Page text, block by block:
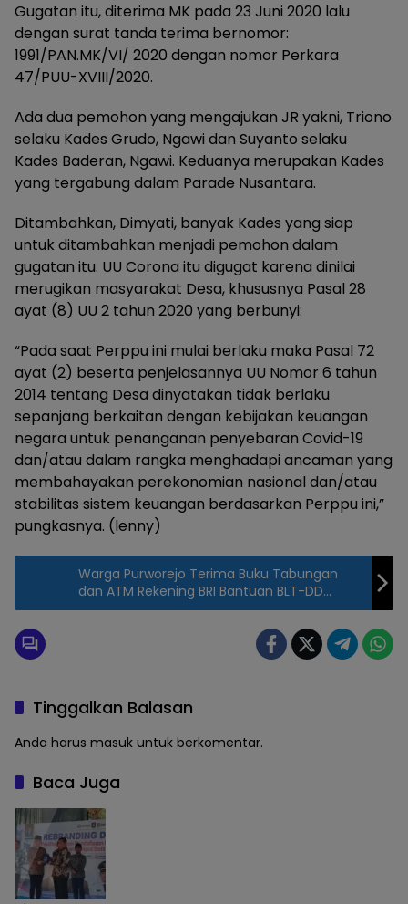
Gugatan itu, diterima MK pada 23 Juni 2020 lalu
dengan surat tanda terima bernomor:
1991/PAN.MK/VI/ 2020 dengan nomor Perkara
47/PUU-XVIII/2020.
Ada dua pemohon yang mengajukan JR yakni, Triono
selaku Kades Grudo, Ngawi dan Suyanto selaku
Kades Baderan, Ngawi. Keduanya merupakan Kades
yang tergabung dalam Parade Nusantara.
Ditambahkan, Dimyati, banyak Kades yang siap
untuk ditambahkan menjadi pemohon dalam
gugatan itu. UU Corona itu digugat karena dinilai
merugikan masyarakat Desa, khususnya Pasal 28
ayat (8) UU 2 tahun 2020 yang berbunyi:
“Pada saat Perppu ini mulai berlaku maka Pasal 72
ayat (2) beserta penjelasannya UU Nomor 6 tahun
2014 tentang Desa dinyatakan tidak berlaku
sepanjang berkaitan dengan kebijakan keuangan
negara untuk penanganan penyebaran Covid-19
dan/atau dalam rangka menghadapi ancaman yang
membahayakan perekonomian nasional dan/atau
stabilitas sistem keuangan berdasarkan Perppu ini,”
pungkasnya. (lenny)
Warga Purworejo Terima Buku Tabungan
dan ATM Rekening BRI Bantuan BLT-DD
Tahap II Uang Tunai
Tinggalkan Balasan
Anda harus masuk untuk berkomentar.
Baca Juga